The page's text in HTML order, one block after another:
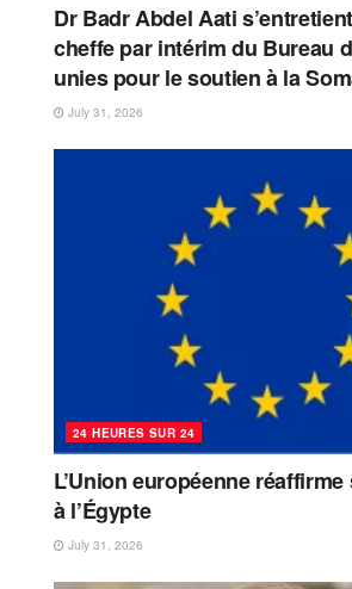
Dr Badr Abdel Aati
cheffe par intérim du Bureau
unies pour le soutien à la
July 31, 2026
24 HEURES SUR 24
L’Union européenne
à l’Égypte
July 31, 2026